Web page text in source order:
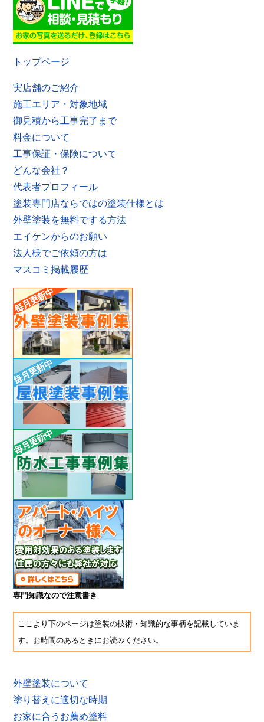
トップページ
実店舗のご紹介
施工エリア・対象地域
御見積から工事完了まで
料金について
工事保証・保険について
どんな会社？
代表者プロフィール
塗装専門店ならではの塗装仕様とは
外壁塗装を無料でする方法
エイケンからのお願い
法人様でご依頼の方は
マスコミ掲載履歴
専門知識なので注意書き
ここより下のページは塗装の技術・知識的な事柄を記載していま
す。お時間のあるときにお読みください。
外壁塗装について
塗り替えに適切な時期
お家に合うお薦め塗料